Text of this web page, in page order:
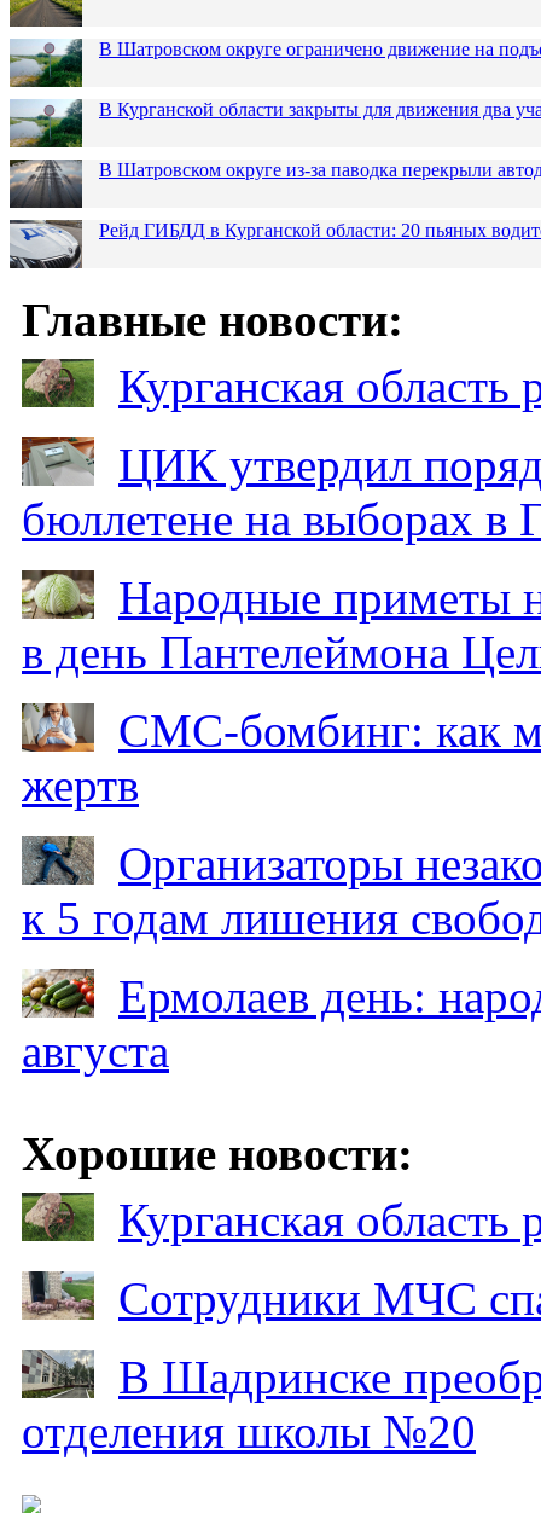
В Шатровском округе ограничено движение на
В Курганской области закрыты для движения два
В Шатровском округе из-за паводка перекрыли
Рейд ГИБДД в Курганской области: 20 пьяных
Главные новости:
Курганская
ЦИК утвердил
бюллетене на выборах в
Народные приметы
в день Пантелеймона
СМС-бомбинг: как
жертв
Организаторы
к 5 годам лишения
Ермолаев день:
августа
Хорошие новости:
Курганская
Сотрудники МЧС
В Шадринске
отделения школы №20